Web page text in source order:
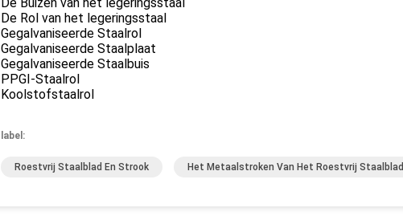
De Rol van het legeringsstaal
Gegalvaniseerde Staalrol
Gegalvaniseerde Staalplaat
Gegalvaniseerde Staalbuis
PPGI-Staalrol
Koolstofstaalrol
label:
Roestvrij Staalblad En Strook Het Metaalstroken Van Het Roestvrij Staalblad